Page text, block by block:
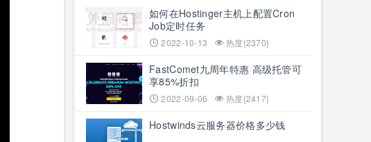
如何在Hostinger主机上配置Cron
Job定时任务
2022-10-13 热度{2370}
FastComet九周年特惠 高级托管可
享85%折扣
2022-09-06 热度{2417}
Hostwinds云服务器价格多少钱